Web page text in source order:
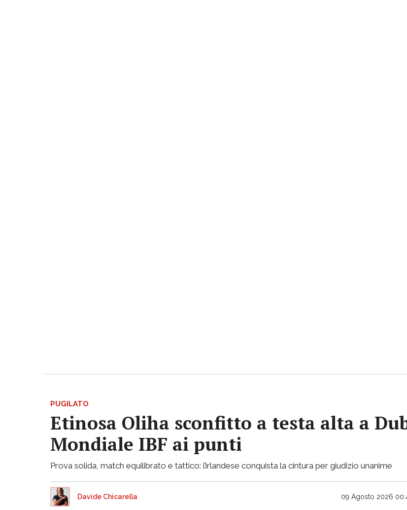
PUGILATO
Etinosa Oliha sconfitto a testa alta a
Mondiale IBF ai punti
Prova solida, match equilibrato e tattico: l’irlandese conquista la cintura per giudizio unanime
Davide Chicarella 09 Agosto 2026